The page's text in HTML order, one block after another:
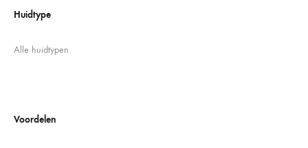
Huidtype
Alle huidtypen
Voordelen